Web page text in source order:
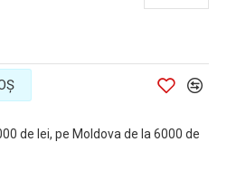
de lei, pe Moldova de la 6000 de